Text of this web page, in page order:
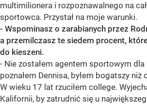
multimilionera i rozpoznawalnego na
sportowca. Przystał na moje warunki.
- Wspominasz o zarabianych przez
a przemilczasz te siedem procent,
do kieszeni.
- Nie zostałem agentem sportowym dla
poznałem Dennisa, byłem bogatszy niż
W wieku 17 lat rzuciłem college.
Kalifornii, by zatrudnić się u